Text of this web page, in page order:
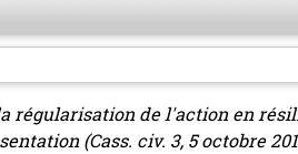
régularisation de l'action en
(Cass. civ. 3, 5 octobre